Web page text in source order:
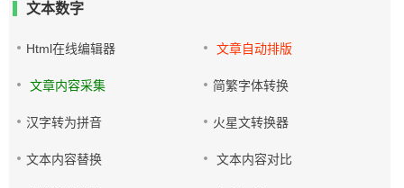
文本数字
Html在线编辑器 文章自动排版
文章内容采集 简繁字体转换
汉字转为拼音 火星文转换器
文本内容替换 文本内容对比